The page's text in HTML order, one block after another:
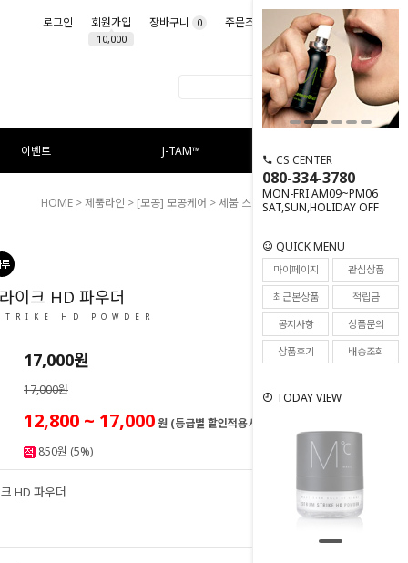
로그인 회원가입
10,000
장바구니 0 주문조회 마이페이지
이벤트 J-TAM™
CS CENTER
080-334-3780
MON-FRI AM09~PM06
SAT,SUN,HOLIDAY OFF
QUICK MENU
마이페이지
관심상품
최근본상품
적립금
공지사항
상품문의
상품후기
배송조회
TODAY VIEW
HOME >제품라인 > [모공] 모공케어 > 세붐 스트라이크 HD 파우더
110
이크 HD 파우더
HD POWDER
17,000원
17,000원
12,800 ~ 17,000원 (등급별 할인적용시)
850원 (5%)
HD 파우더
17,000원